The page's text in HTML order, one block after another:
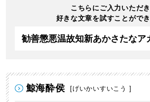
こちらにご入力いただき
好きな文章を試すことがで
鯨海酔侯 [げいかいすいこう ]